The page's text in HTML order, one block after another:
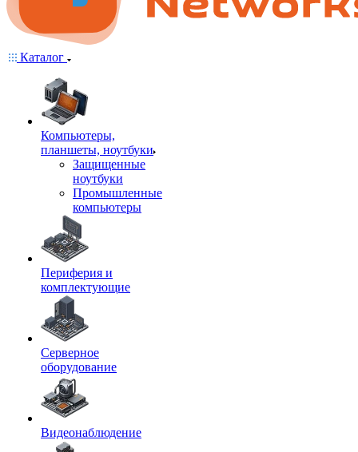
Каталог
Компьютеры,
планшеты, ноутбуки
Защищенные
ноутбуки
Промышленные
компьютеры
Периферия и
комплектующие
Серверное
оборудование
Видеонаблюдение